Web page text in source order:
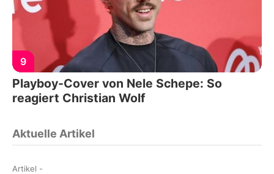
9
Playboy-Cover von Nele Schepe: So
reagiert Christian Wolf
Aktuelle Artikel
Artikel -